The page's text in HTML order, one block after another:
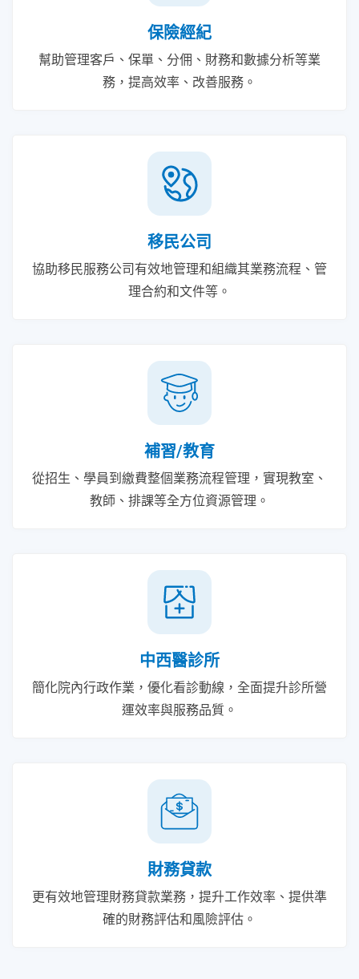
保險經紀
幫助管理客戶、保單、分佣、財務和數據分析等業
務，提高效率、改善服務。
移民公司
協助移民服務公司有效地管理和組織其業務流程、管
理合約和文件等。
補習/教育
從招生、學員到繳費整個業務流程管理，實現教室、
教師、排課等全方位資源管理。
中西醫診所
簡化院內行政作業，優化看診動線，全面提升診所營
運效率與服務品質。
財務貸款
更有效地管理財務貸款業務，提升工作效率、提供準
確的財務評估和風險評估。